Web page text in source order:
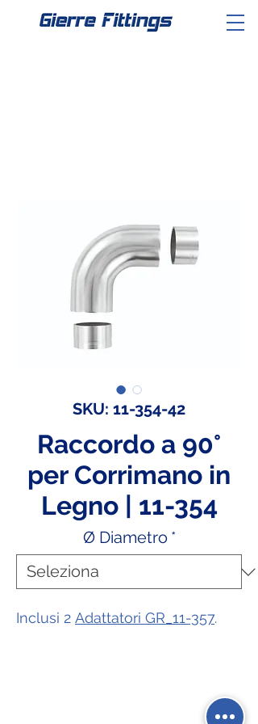
SKU: 11-354-42
Raccordo a 90°
per Corrimano in
Legno | 11-354
Ø Diametro *
Inclusi 2 Adattatori GR_11-357.